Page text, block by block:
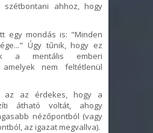
szétbontani ahhoz, hogy
egy mondás is: "Minden
Úgy tűnik, hogy ez
a mentális emberi
amelyek nem feltétlenül
az az érdekes, hogy a
átható voltát, ahogy
nézőpontból (vagy
az igazat megvallva).